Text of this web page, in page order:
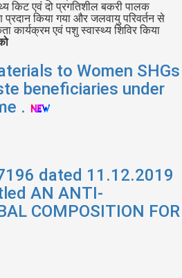
किट एवं दो प्रगतिशील बकरी पालक
प्रदान किया गया और जलवायु परिवर्तन से
कार्यक्रम एवं पशु स्वास्थ्य शिविर किया
to Women SHGs
beneficiaries under
.
dated 11.12.2019
AN ANTI-
COMPOSITION FOR